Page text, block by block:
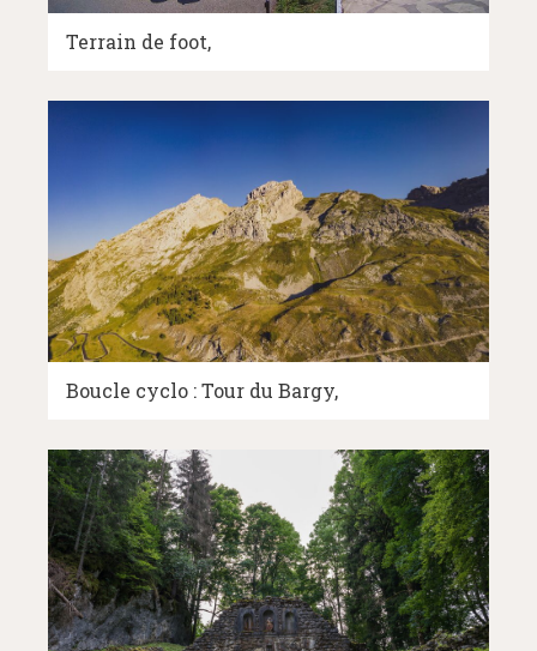
Terrain de foot
Boucle cyclo : Tour du Bargy